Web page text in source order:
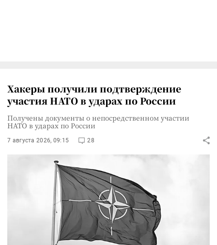
Хакеры получили подтверждение
участия НАТО в ударах по России
Получены документы о непосредственном участии
НАТО в ударах по России
7 августа 2026, 09:15 28